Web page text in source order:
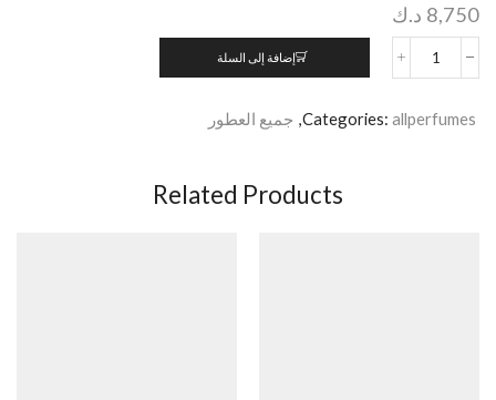
8,750 د.ك
إضافة إلى السلة
Categories: allperfumes
, جميع العطور
Related Products